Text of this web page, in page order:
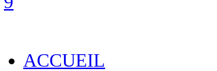
ACCUEIL